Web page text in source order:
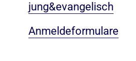
jung&evangelisch
Anmeldeformulare